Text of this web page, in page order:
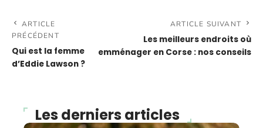
ARTICLE
PRÉCÉDENT
Qui est la femme
d’Eddie Lawson ?
ARTICLE SUIVANT
Les meilleurs endroits où
emménager en Corse : nos conseils
Les derniers articles